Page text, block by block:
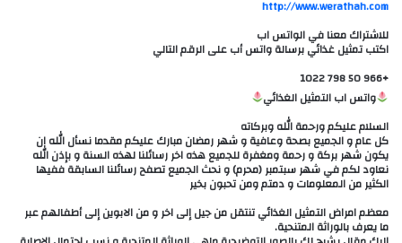
للاشتراك معنا في الواتس اب
اكتب تمثيل غذائي برسالة واتس أب على الرقم التالي
+966 50 798 1022
واتس اب التمثيل الغذائي
السلام عليكم ورحمة الله وبركاته
كل عام و الجميع بصحة وعافية و شهر رمضان مبارك عليكم مقدما نسأل الله ان
يكون شهر بركة و رحمة ومغفرة للجميع هذه اخر رسائلنا لهذه السنة و بإذن الله
نعاود لكم في شهر سبتمبر (محرم) و نحث الجميع تصفح رسائلنا السابقة ففيها
الكثير من المعلومات و دمتم ومن تحبون بخير
معظم امراض التمثيل الغذائي تنتقل من جيل إلى اخر و من الابوين إلى أطفالهم عبر
ما يعرف بالوراثة المتنحية.